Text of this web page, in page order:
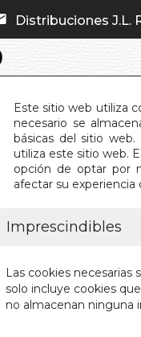
Este sitio web utiliza
necesario se
básicas del sitio
utiliza este sitio web.
opción de optar por
afectar su experiencia
Imprescindibles
Las cookies
solo incluye cookies
no almacenan ninguna
Distribuciones J.L.